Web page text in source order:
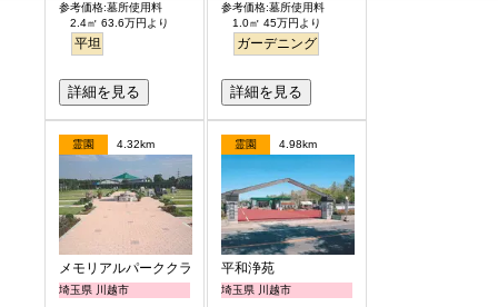
参考価格:墓所使用料
2.4㎡ 63.6万円より
平坦
詳細を見る
参考価格:墓所使用料
1.0㎡ 45万円より
ガーデニング
詳細を見る
霊園 4.32km
メモリアルパーククラウドむさし野
埼玉県 川越市
霊園 4.98km
平和浄苑
埼玉県 川越市